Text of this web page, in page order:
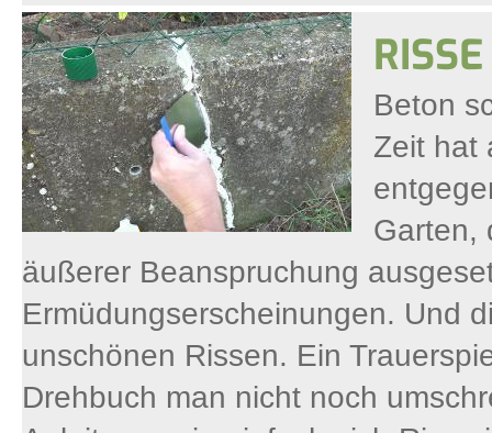
Beton
Zeit hat
Garten,
äußerer Beanspruchung
Ermüdungserscheinungen. Und
unschönen Rissen. Ein
Drehbuch man nicht noch